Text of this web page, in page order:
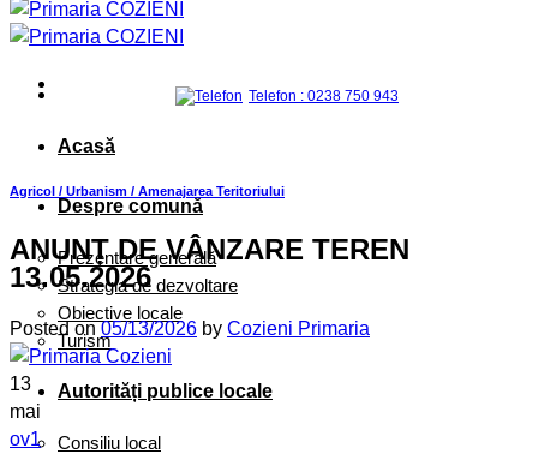
Acasă
Despre comună
Prezentare generală
Strategia de dezvoltare
Obiective locale
Turism
Autorități publice locale
Consiliu local
Telefon : 0238 750 943
Agricol / Urbanism / Amenajarea Teritoriului
ANUNȚ DE VÂNZARE TEREN
13.05.2026
Posted on05/13/2026 by Cozieni Primaria
13
mai
ov1